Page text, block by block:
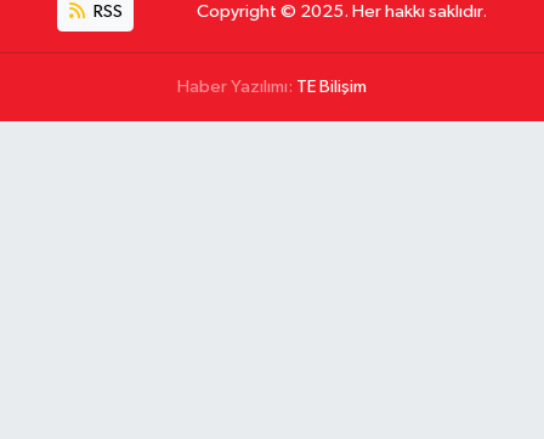
RSS Copyright © 2025. Her hakkı saklıdır.
Haber Yazılımı: TE Bilişim